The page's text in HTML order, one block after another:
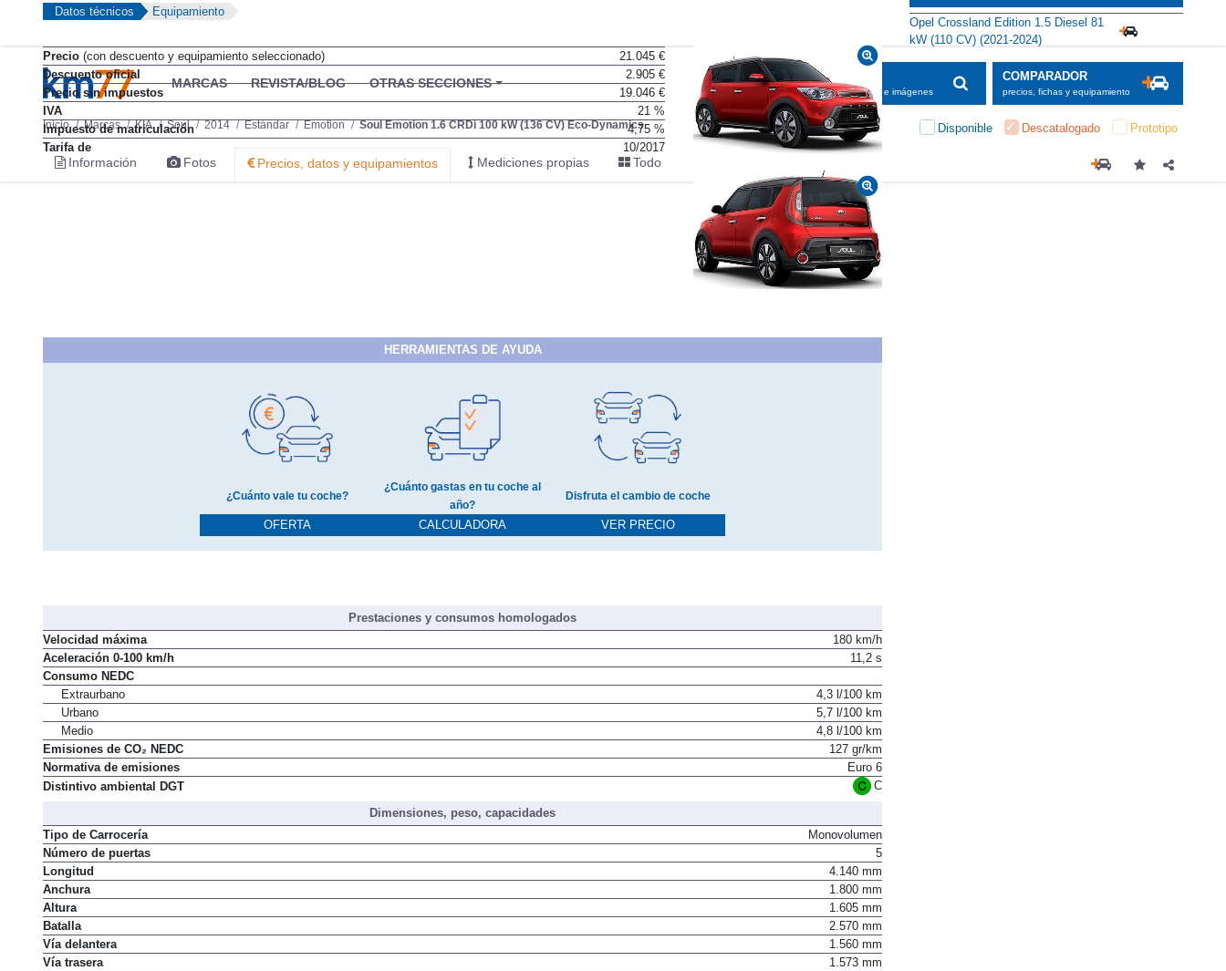
MARCAS REVISTA/BLOG OTRAS SECCIONES BUSCADOR
informaciones, fichas e imágenes
COMPARADOR
precios, fichas y equipamiento
Inicio Marcas KIA Soul 2014 Estándar Emotion Soul Emotion 1.6 CRDi 100 kW (136 CV) Eco-Dynamics Disponible Descatalogado Prototipo
Información Fotos Precios, datos y equipamientos Mediciones propias Todo
Datos técnicos Equipamiento
Precio (con descuento y equipamiento seleccionado)
21.045 €
Descuento oficial
2.905 €
Precio sin impuestos
19.046 €
IVA
21 %
Impuesto de matriculación
4,75 %
Tarifa de
10/2017
HERRAMIENTAS DE AYUDA
¿Cuánto vale tu coche?
OFERTA
¿Cuánto gastas en tu coche al
año?
CALCULADORA
Disfruta el cambio de coche
VER PRECIO
Prestaciones y consumos homologados
Velocidad máxima
180 km/h
Aceleración 0-100 km/h
11,2 s
Consumo NEDC
Extraurbano
4,3 l/100 km
Urbano
5,7 l/100 km
Medio
4,8 l/100 km
Emisiones de CO₂ NEDC
127 gr/km
Normativa de emisiones
Euro 6
Distintivo ambiental DGT
C
Dimensiones, peso, capacidades
Tipo de Carrocería
Monovolumen
Número de puertas
5
Longitud
4.140 mm
Anchura
1.800 mm
Altura
1.605 mm
Batalla
2.570 mm
Vía delantera
1.560 mm
Vía trasera
1.573 mm
Opel Crossland Edition 1.5 Diesel 81
kW (110 CV) (2021-2024)